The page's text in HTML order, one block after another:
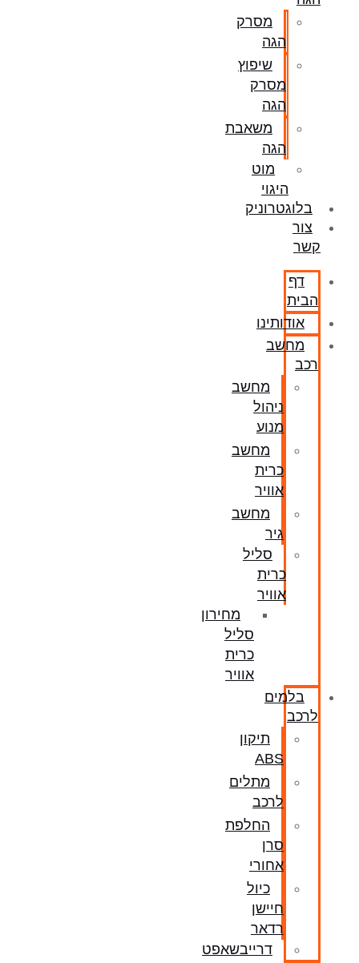
מסרק
הגה
שיפוץ
מסרק
הגה
משאבת
הגה
מוט
היגוי
בלוגטרוניק
צור
קשר
דף
הבית
אודותינו
מחשב
רכב
מחשב
ניהול
מנוע
מחשב
כרית
אוויר
מחשב
גיר
סליל
כרית
אוויר
מחירון
סליל
כרית
אוויר
בלמים
לרכב
תיקון
ABS
מתלים
לרכב
החלפת
סרן
אחורי
כיול
חיישן
רדאר
דרייבשאפט